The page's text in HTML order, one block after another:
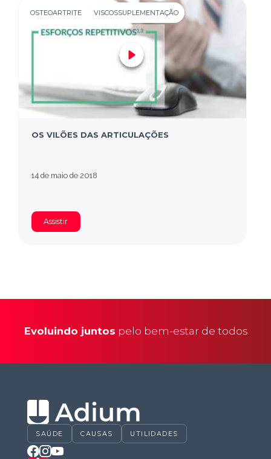
OSTEOARTRITE VISCOSSUPLEMENTAÇÃO
OS VILÕES DAS ARTICULAÇÕES
14 de maio de 2018
Assistir
Evoluindo juntos pelo bem-estar de todos
SAÚDE CAUSAS UTILIDADES